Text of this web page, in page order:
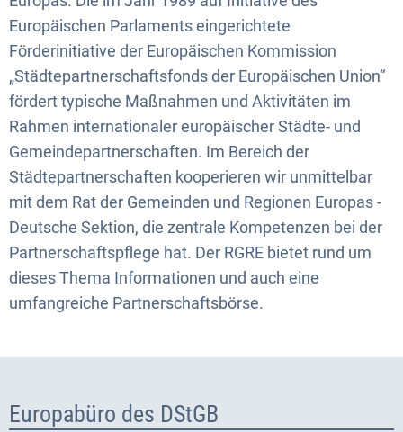
Europäischen Parlaments eingerichtete
Förderinitiative der Europäischen Kommission
„Städtepartnerschaftsfonds der Europäischen Union“
fördert typische Maßnahmen und Aktivitäten im
Rahmen internationaler europäischer Städte- und
Gemeindepartnerschaften. Im Bereich der
Städtepartnerschaften kooperieren wir unmittelbar
mit dem Rat der Gemeinden und Regionen Europas -
Deutsche Sektion, die zentrale Kompetenzen bei der
Partnerschaftspflege hat. Der RGRE bietet rund um
dieses Thema Informationen und auch eine
umfangreiche Partnerschaftsbörse.
Europabüro des DStGB